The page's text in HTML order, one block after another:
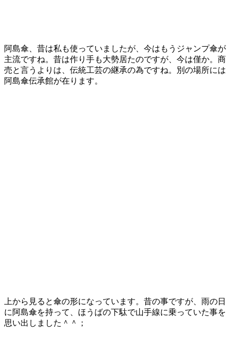
阿島傘、昔は私も使っていましたが、今はもうジャンプ傘が
主流ですね。昔は作り手も大勢居たのですが、今は僅か。商
売と言うよりは、伝統工芸の継承の為ですね。別の場所には
阿島傘伝承館が在ります。
上から見ると傘の形になっています。昔の事ですが、雨の日
に阿島傘を持って、ほうばの下駄で山手線に乗っていた事を
思い出しました＾＾；